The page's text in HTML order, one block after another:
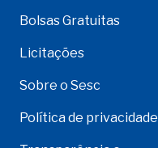
Bolsas Gratuitas
Licitações
Sobre o Sesc
Política de privacidade